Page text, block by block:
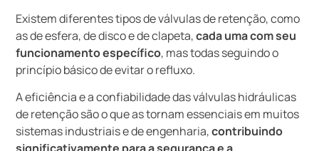
Existem diferentes tipos de válvulas de retenção, como
as de esfera, de disco e de clapeta,cada uma com seu
funcionamento específico, mas todas seguindo o
princípio básico de evitar o refluxo.
A eficiência e a confiabilidade das válvulas hidráulicas
de retenção são o que as tornam essenciais em muitos
sistemas industriais e de engenharia,contribuindo